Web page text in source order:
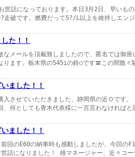
世話になっております。本日3月2日、早いも
破です。燃費だって5?/L以上を維持しエン
た！！
メールを頂戴致しましたので、匿名では御座
ます。栃木県の545iの鈴○です〓︎この間散々
ました！！
入させていただきました、静岡県の近Ｏです
何としても青木代表様に一言言わなければ
ました！！
回のE60の納車時も感動しましたが、今回の
話になりました！ 雄マネージャー、近々コー